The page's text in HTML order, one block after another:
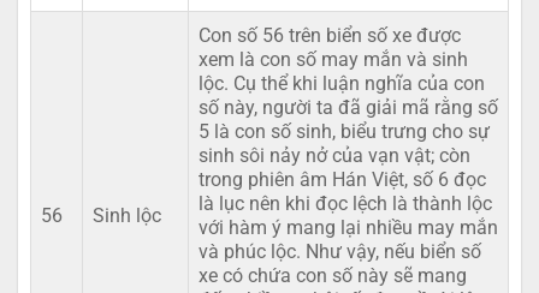
56 Sinh lộc
Con số 56 trên biển số xe được
xem là con số may mắn và sinh
lộc. Cụ thể khi luận nghĩa của con
số này, người ta đã giải mã rằng số
5 là con số sinh, biểu trưng cho sự
sinh sôi nảy nở của vạn vật; còn
trong phiên âm Hán Việt, số 6 đọc
là lục nên khi đọc lệch là thành lộc
với hàm ý mang lại nhiều may mắn
và phúc lộc. Như vậy, nếu biển số
xe có chứa con số này sẽ mang